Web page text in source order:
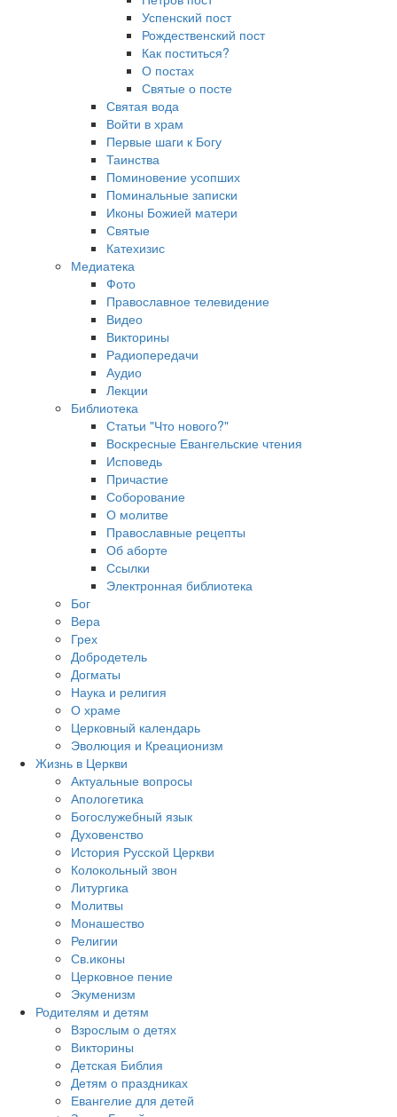
Успенский пост
Рождественский пост
Как поститься?
О постах
Святые о посте
Святая вода
Войти в храм
Первые шаги к Богу
Таинства
Поминовение усопших
Поминальные записки
Иконы Божией матери
Святые
Катехизис
Медиатека
Фото
Православное телевидение
Видео
Викторины
Радиопередачи
Аудио
Лекции
Библиотека
Статьи "Что нового?"
Воскресные Евангельские чтения
Исповедь
Причастие
Соборование
О молитве
Православные рецепты
Об аборте
Ссылки
Электронная библиотека
Бог
Вера
Грех
Добродетель
Догматы
Наука и религия
О храме
Церковный календарь
Эволюция и Креационизм
Жизнь в Церкви
Актуальные вопросы
Апологетика
Богослужебный язык
Духовенство
История Русской Церкви
Колокольный звон
Литургика
Молитвы
Монашество
Религии
Св.иконы
Церковное пение
Экуменизм
Родителям и детям
Взрослым о детях
Викторины
Детская Библия
Детям о праздниках
Евангелие для детей